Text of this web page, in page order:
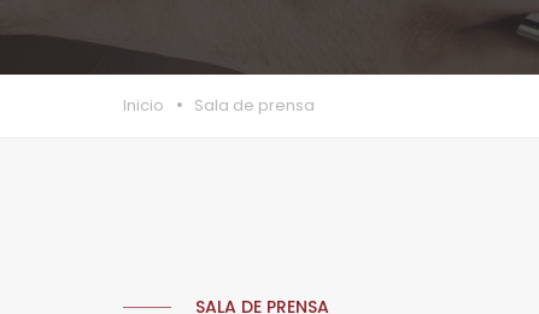
Inicio Sala de prensa
SALA DE PRENSA